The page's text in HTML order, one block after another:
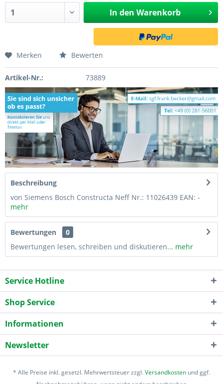
In den Warenkorb
Merken Bewerten
Artikel-Nr.: 73889
Beschreibung
von Siemens Bosch Constructa Neff Nr.: 11026439 EAN: -
mehr
Bewertungen
0
Bewertungen lesen, schreiben und diskutieren... mehr
Service Hotline
Shop Service
Informationen
Newsletter
* Alle Preise inkl. gesetzl. Mehrwertsteuer zzgl.Versandkosten und ggf.